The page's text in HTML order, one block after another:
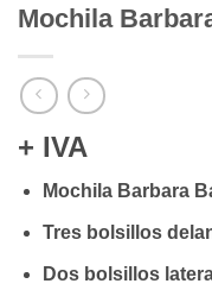
Mochila
+ IVA
Mochila Barbara
Tres bolsillos
Dos bolsillos